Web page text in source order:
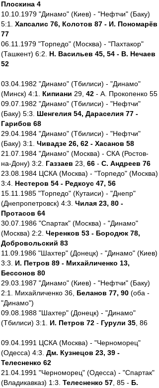
Плоскина 4
10.10.1979 "Динамо" (Киев) - "Нефтчи" (Баку)
5:1. Хапсалис 76, Колотов 87 - И. Пономарёв
77
06.11.1979 "Торпедо" (Москва) - "Пахтакор"
(Ташкент) 6:2. Н. Васильев 45, 54 - В. Нечаев
52
03.04.1982 "Динамо" (Тбилиси) - "Динамо"
(Минск) 4:1. Кипиани 29, 42 - А. Прокопенко 55
09.07.1982 "Динамо" (Тбилиси) - "Нефтчи"
(Баку) 5:3. Шенгелия 54, Дараселия 77 -
Гарибов 68
29.04.1984 "Динамо" (Тбилиси) - "Нефтчи"
(Баку) 3:1. Чивадзе 26, 62 - Хасанов 58
21.07.1984 "Динамо" (Москва) - СКА (Ростов-
на-Дону) 3:2. Газзаев 23, 66 - С. Андреев 76
23.08.1984 ЦСКА (Москва) - "Торпедо" (Москва)
3:4. Нестеров 54 - Редкоус 47, 56
15.11.1985 "Торпедо" (Кутаиси) - "Днепр"
(Днепропетровск) 4:3. Чилая 23, 80 -
Протасов 64
30.07.1986 "Спартак" (Москва) - "Динамо"
(Москва) 2:2. Черенков 53 - Бородюк 78,
Добровольский 83
11.09.1986 "Шахтер" (Донецк) - "Динамо" (Киев)
3:3. И. Петров 89 - Михайличенко 13,
Бессонов 80
29.03.1987 "Динамо" (Киев) - "Нефтчи" (Баку)
2:1. Михайличенко 36, Беланов 77, 90 (оба -
"Динамо")
09.08.1988 "Шахтер" (Донецк) - "Динамо"
(Тбилиси) 3:1. И. Петров 72 - Гурули 35 , 86
09.04.1991 ЦСКА (Москва) - "Черноморец"
(Одесса) 4:3. Дм. Кузнецов 23, 39 -
Телесненко 62
21.04.1991 "Черноморец" (Одесса) - "Спартак"
(Владикавказ) 1:3. Телесненко 57 , 85 - Б.